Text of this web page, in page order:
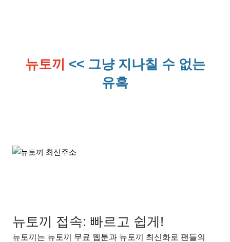
뉴토끼 << 그냥 지나칠 수 없는
유혹
뉴토끼 접속: 빠르고 쉽게!
뉴토끼는 뉴토끼 무료 웹툰과 뉴토끼 최신화로 팬들의